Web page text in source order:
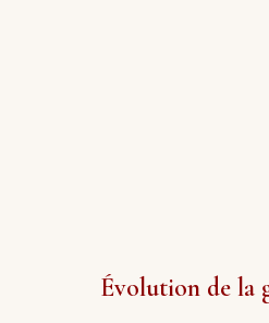
Évolution de la